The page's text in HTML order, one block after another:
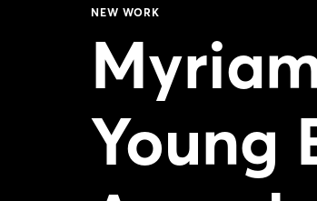
NEW WORK
Young